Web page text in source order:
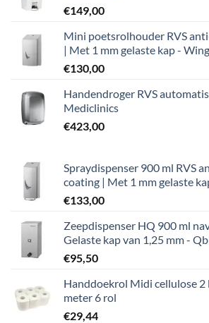
€149,00
Mini poetsrolhouder RVS
| Met 1 mm gelaste kap -
€130,00
Handendroger RVS
Mediclinics
€423,00
Spraydispenser 900 ml RVS
coating | Met 1 mm gelaste
€133,00
Zeepdispenser HQ 900 ml
Gelaste kap van 1,25 mm -
€95,50
Handdoekrol Midi cellulose 2
meter 6 rol
€29,44